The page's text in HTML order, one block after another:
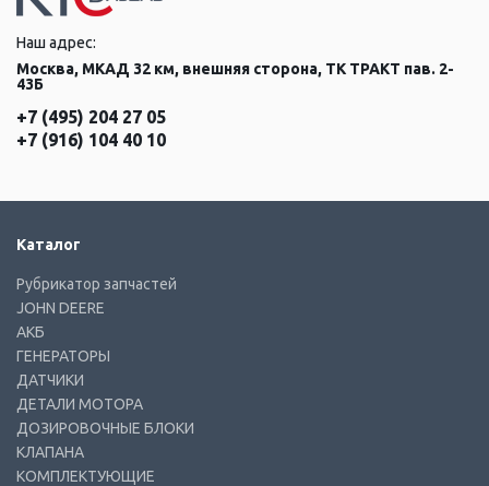
Наш адрес:
Москва, МКАД 32 км, внешняя сторона, ТК ТРАКТ пав. 2-
43Б
+7 (495) 204 27 05
+7 (916) 104 40 10
Каталог
Рубрикатор запчастей
JOHN DEERE
АКБ
ГЕНЕРАТОРЫ
ДАТЧИКИ
ДЕТАЛИ МОТОРА
ДОЗИРОВОЧНЫЕ БЛОКИ
КЛАПАНА
КОМПЛЕКТУЮЩИЕ